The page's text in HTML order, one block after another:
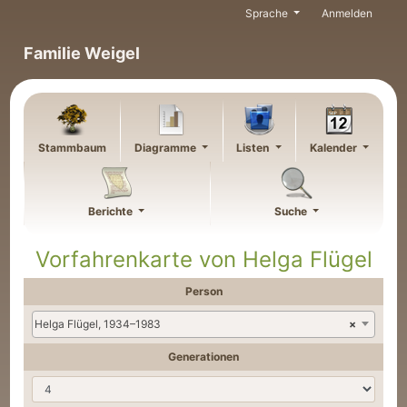
Familie Weigel
Sprache Anmelden
Stammbaum Diagramme Listen Kalender
Berichte Suche
Vorfahrenkarte von Helga Flügel
Person
×
Helga Flügel, 1934–1983
Generationen